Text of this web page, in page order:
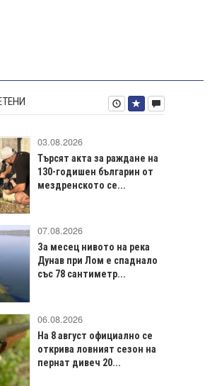
03.08.2026
Търсят акта за раждане на
130-годишен българин от
мездренското се...
07.08.2026
За месец нивото на река
Дунав при Лом е спаднало
със 78 сантиметр...
06.08.2026
На 8 август официално се
открива ловният сезон на
пернат дивеч 20...